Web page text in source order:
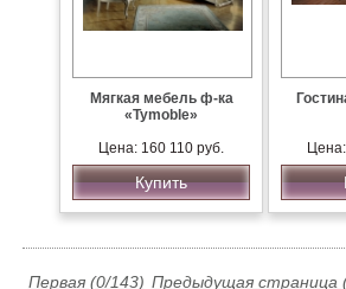
Мягкая мебель ф-ка
«Tymoble»
Цена: 160 110 руб.
Купить
Первая (0/143) Предыдущая страница